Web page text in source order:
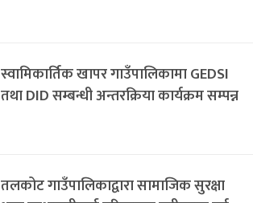
स्वामिकार्तिक खापर गाउँपालिकामा GEDSI
तथा DID सम्बन्धी अन्तरक्रिया कार्यक्रम सम्पन्न
तलकोट गाउँपालिकाद्वारा सामाजिक सुरक्षा